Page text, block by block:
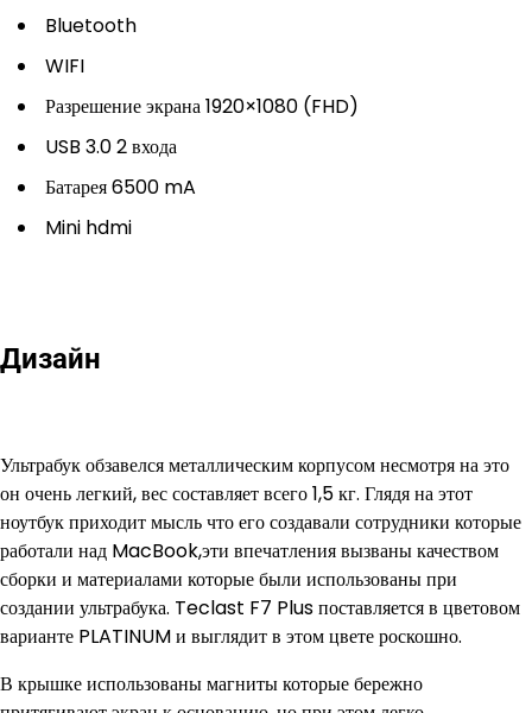
Bluetooth
WIFI
Разрешение экрана 1920×1080 (FHD)
USB 3.0 2 входа
Батарея 6500 mA
Mini hdmi
Дизайн
Ультрабук обзавелся металлическим корпусом несмотря на это
он очень легкий, вес составляет всего 1,5 кг. Глядя на этот
ноутбук приходит мысль что его создавали сотрудники которые
работали над MacBook,эти впечатления вызваны качеством
сборки и материалами которые были использованы при
создании ультрабука. Teclast F7 Plus поставляется в цветовом
варианте PLATINUM и выглядит в этом цвете роскошно.
В крышке использованы магниты которые бережно